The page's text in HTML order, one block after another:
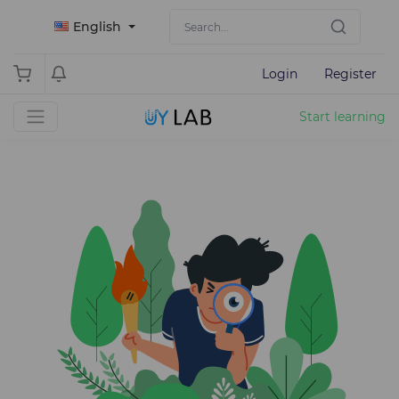
English
Login Register
Start learning